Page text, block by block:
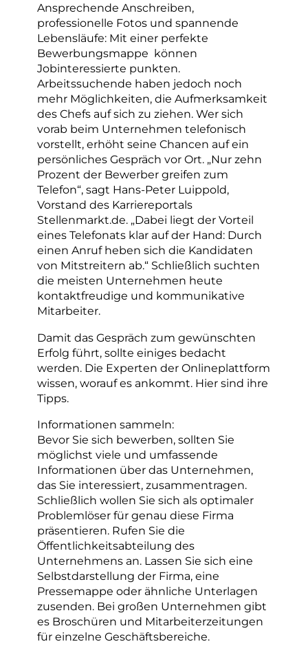
Ansprechende Anschreiben,
professionelle Fotos und spannende
Lebensläufe: Mit einer perfekte
Bewerbungsmappe können
Jobinteressierte punkten.
Arbeitssuchende haben jedoch noch
mehr Möglichkeiten, die Aufmerksamkeit
des Chefs auf sich zu ziehen. Wer sich
vorab beim Unternehmen telefonisch
vorstellt, erhöht seine Chancen auf ein
persönliches Gespräch vor Ort. „Nur zehn
Prozent der Bewerber greifen zum
Telefon“, sagt Hans-Peter Luippold,
Vorstand des Karriereportals
Stellenmarkt.de. „Dabei liegt der Vorteil
eines Telefonats klar auf der Hand: Durch
einen Anruf heben sich die Kandidaten
von Mitstreitern ab.“ Schließlich suchten
die meisten Unternehmen heute
kontaktfreudige und kommunikative
Mitarbeiter.
Damit das Gespräch zum gewünschten
Erfolg führt, sollte einiges bedacht
werden. Die Experten der Onlineplattform
wissen, worauf es ankommt. Hier sind ihre
Tipps.
Informationen sammeln:
Bevor Sie sich bewerben, sollten Sie
möglichst viele und umfassende
Informationen über das Unternehmen,
das Sie interessiert, zusammentragen.
Schließlich wollen Sie sich als optimaler
Problemlöser für genau diese Firma
präsentieren. Rufen Sie die
Öffentlichkeitsabteilung des
Unternehmens an. Lassen Sie sich eine
Selbstdarstellung der Firma, eine
Pressemappe oder ähnliche Unterlagen
zusenden. Bei großen Unternehmen gibt
es Broschüren und Mitarbeiterzeitungen
für einzelne Geschäftsbereiche.